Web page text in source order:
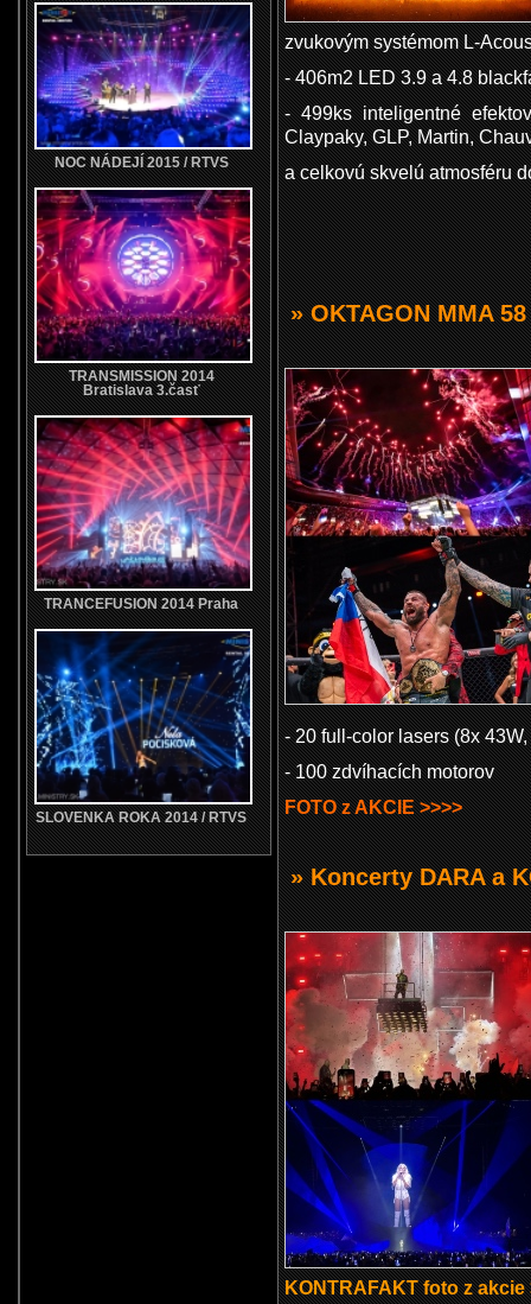
NOC NÁDEJÍ 2015 / RTVS
TRANSMISSION 2014
Bratislava 3.časť
TRANCEFUSION 2014 Praha
SLOVENKA ROKA 2014 / RTVS
zvukovým systémom L-
- 406m2 LED 3.9 a 4.8
- 499ks inteligentné
Claypaky, GLP, Martin,
a celkovú skvelú atmosféru
» OKTAGON MMA
- 20 full-color lasers (8x
- 100 zdvíhacích motorov
FOTO z AKCIE >>>>
» Koncerty DARA a
KONTRAFAKT foto z akcie